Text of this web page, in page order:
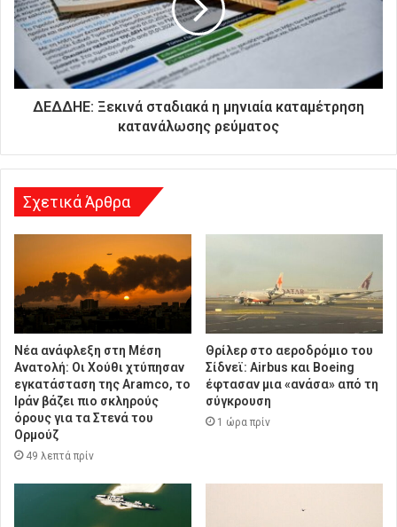
ς
δ
ύ
σ
ΔΕΔΔΗΕ: Ξεκινά σταδιακά η μηνιαία καταμέτρηση
κατανάλωσης ρεύματος
Σχετικά Άρθρα
Νέα ανάφλεξη στη Μέση
Ανατολή: Οι Χούθι χτύπησαν
εγκατάσταση της Aramco, το
Ιράν βάζει πιο σκληρούς
όρους για τα Στενά του
Ορμούζ
49 λεπτά πρίν
Θρίλερ στο αεροδρόμιο του
Σίδνεϊ: Airbus και Boeing
έφτασαν μια «ανάσα» από τη
σύγκρουση
1 ώρα πρίν